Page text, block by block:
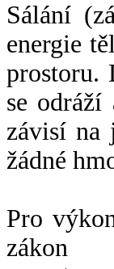
Sálání
energie
prostoru.
se odráží
závisí na
žádné
Pro
zákon